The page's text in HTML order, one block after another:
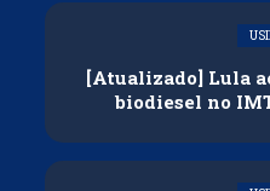
[Atualizado] Lula
biodiesel no